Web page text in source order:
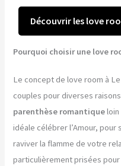
Découvrir les love
Pourquoi choisir une love
Le concept de love room à
couples pour diverses
parenthèse romantiqueloin
idéale célébrer l’Amour,
raviver la flamme de votre
particulièrement prisées